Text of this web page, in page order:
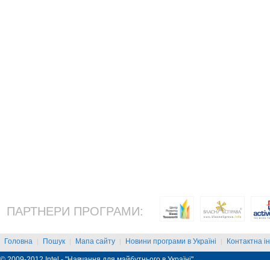
ПАРТНЕРИ ПРОГРАМИ:
Головна | Пошук | Мапа сайту | Новини програми в Україні | Контактна